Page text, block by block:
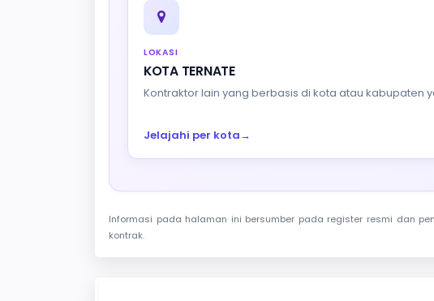
LOKASI
KOTA TERNATE
Kontraktor lain yang berbasis di kota atau kabupaten
Jelajahi per kota→
Informasi pada halaman ini bersumber pada register resmi dan
kontrak.